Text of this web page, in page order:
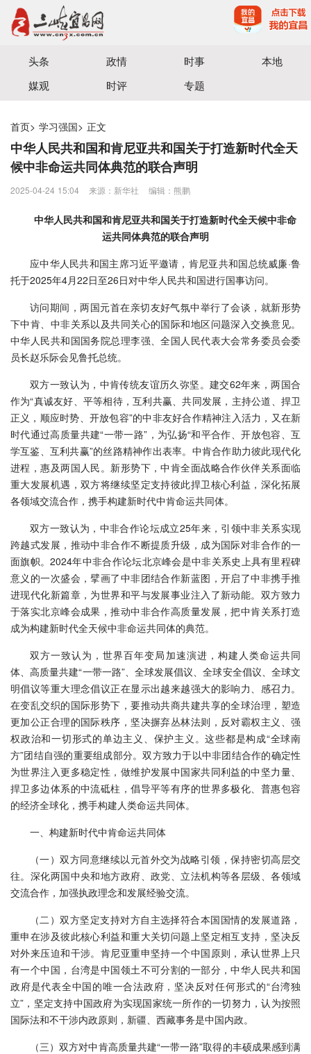
宜昌三峡融媒体中心主办
头条 政情 时事
本地
媒观
时评 专题
首页> 学习强国> 正文
中华人民共和国和肯尼亚共和国关于打造新时代全天
候中非命运共同体典范的联合声明
2025-04-24 15:04 来源：新华社 编辑：熊鹏
中华人民共和国和肯尼亚共和国关于打造新时代全天候中非命
运共同体典范的联合声明
应中华人民共和国主席习近平邀请，肯尼亚共和国总统威廉·鲁
托于2025年4月22日至26日对中华人民共和国进行国事访问。
访问期间，两国元首在亲切友好气氛中举行了会谈，就新形势
下中肯、中非关系以及共同关心的国际和地区问题深入交换意见。
中华人民共和国国务院总理李强、全国人民代表大会常务委员会委
员长赵乐际会见鲁托总统。
双方一致认为，中肯传统友谊历久弥坚。建交62年来，两国合
作为“真诚友好、平等相待，互利共赢、共同发展，主持公道、捍卫
正义，顺应时势、开放包容”的中非友好合作精神注入活力，又在新
时代通过高质量共建“一带一路”，为弘扬“和平合作、开放包容、互
学互鉴、互利共赢”的丝路精神作出表率。中肯合作助力彼此现代化
进程，惠及两国人民。新形势下，中肯全面战略合作伙伴关系面临
重大发展机遇，双方将继续坚定支持彼此捍卫核心利益，深化拓展
各领域交流合作，携手构建新时代中肯命运共同体。
双方一致认为，中非合作论坛成立25年来，引领中非关系实现
跨越式发展，推动中非合作不断提质升级，成为国际对非合作的一
面旗帜。2024年中非合作论坛北京峰会是中非关系史上具有里程碑
意义的一次盛会，擘画了中非团结合作新蓝图，开启了中非携手推
进现代化新篇章，为世界和平与发展事业注入了新动能。双方致力
于落实北京峰会成果，推动中非合作高质量发展，把中肯关系打造
成为构建新时代全天候中非命运共同体的典范。
双方一致认为，世界百年变局加速演进，构建人类命运共同
体、高质量共建“一带一路”、全球发展倡议、全球安全倡议、全球文
明倡议等重大理念倡议正在显示出越来越强大的影响力、感召力。
在变乱交织的国际形势下，要推动共商共建共享的全球治理，塑造
更加公正合理的国际秩序，坚决摒弃丛林法则，反对霸权主义、强
权政治和一切形式的单边主义、保护主义。这些都是构成“全球南
方”团结自强的重要组成部分。双方致力于以中非团结合作的确定性
为世界注入更多稳定性，做维护发展中国家共同利益的中坚力量、
捍卫多边体系的中流砥柱，倡导平等有序的世界多极化、普惠包容
的经济全球化，携手构建人类命运共同体。
一、构建新时代中肯命运共同体
（一）双方同意继续以元首外交为战略引领，保持密切高层交
往。深化两国中央和地方政府、政党、立法机构等各层级、各领域
交流合作，加强执政理念和发展经验交流。
（二）双方坚定支持对方自主选择符合本国国情的发展道路，
重申在涉及彼此核心利益和重大关切问题上坚定相互支持，坚决反
对外来压迫和干涉。肯尼亚重申坚持一个中国原则，承认世界上只
有一个中国，台湾是中国领土不可分割的一部分，中华人民共和国
政府是代表全中国的唯一合法政府，坚决反对任何形式的“台湾独
立”，坚定支持中国政府为实现国家统一所作的一切努力，认为按照
国际法和不干涉内政原则，新疆、西藏事务是中国内政。
（三）双方对中肯高质量共建“一带一路”取得的丰硕成果感到满